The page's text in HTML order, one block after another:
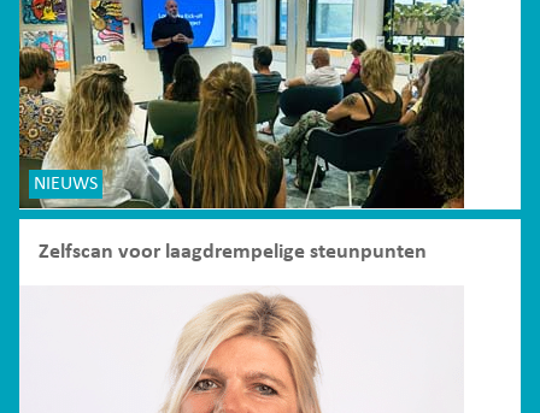
NIEUWS
Zelfscan voor laagdrempelige steunpunten